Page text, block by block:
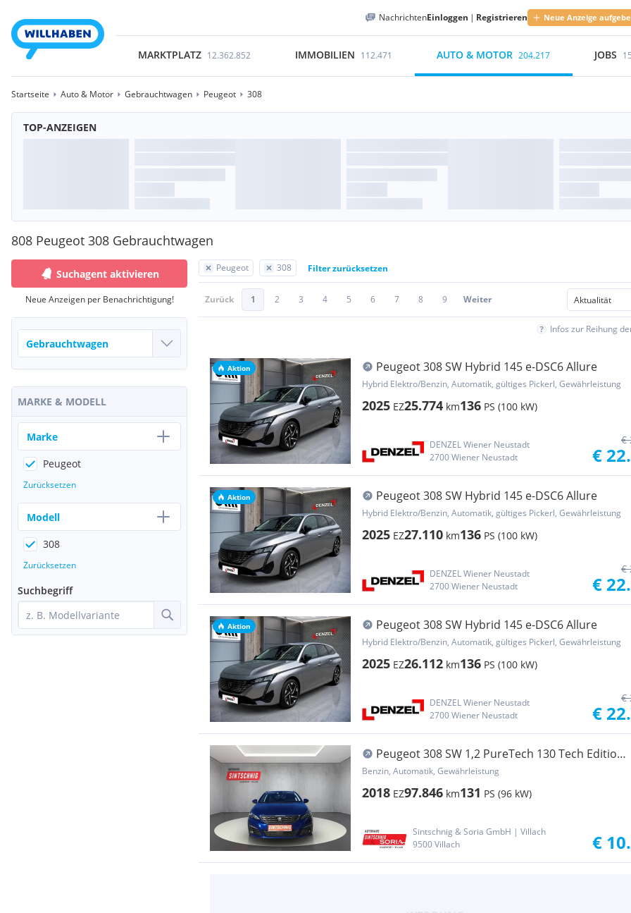
NachrichtenEinloggen | Registrieren Neue Anzeige
MARKTPLATZ 12.362.852 IMMOBILIEN 112.471 AUTO & MOTOR 204.217 JOBS
Startseite Auto & Motor Gebrauchtwagen Peugeot 308
TOP-ANZEIGEN
808 Peugeot 308 Gebrauchtwagen
Peugeot 308 Filter zurücksetzen
Zurück 1 2 3 4 5 6 7 8 9 Weiter
Infos zur Reihung
Aktion Peugeot 308 SW Hybrid 145 e-DSC6 Allure
Hybrid Elektro/Benzin, Automatik, gültiges Pickerl, Gewährleistung
2025 EZ25.774 km136 PS (100 kW)
DENZEL Wiener Neustadt
2700 Wiener Neustadt
€
€
Aktion Peugeot 308 SW Hybrid 145 e-DSC6 Allure
Hybrid Elektro/Benzin, Automatik, gültiges Pickerl, Gewährleistung
2025 EZ27.110 km136 PS (100 kW)
DENZEL Wiener Neustadt
2700 Wiener Neustadt
€
€
Aktion Peugeot 308 SW Hybrid 145 e-DSC6 Allure
Hybrid Elektro/Benzin, Automatik, gültiges Pickerl, Gewährleistung
2025 EZ26.112 km136 PS (100 kW)
DENZEL Wiener Neustadt
2700 Wiener Neustadt
€
€
Peugeot 308 SW 1,2 PureTech 130 Tech Edition
EAT8 S&S Aut.
Benzin, Automatik, Gewährleistung
2018 EZ97.846 km131 PS (96 kW)
Sintschnig & Soria GmbH | Villach
9500 Villach
€
Suchagent aktivieren
Neue Anzeigen per Benachrichtigung!
MARKE & MODELL
Marke
Peugeot
Zurücksetzen
Modell
308
Zurücksetzen
Suchbegriff